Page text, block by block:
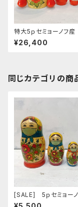
特大5ｐセミョーノフ
作 マトリョーシカ
アストロノーズ」 35ｃ
¥26,400
同じカテゴリの商
[SALE] 5ｐセミョー
マラ作 マトリョーシカ